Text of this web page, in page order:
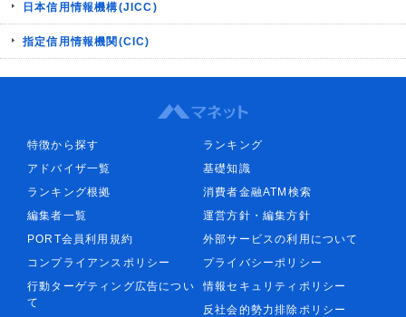
日本信用情報機構(JICC)
指定信用情報機関(CIC)
特徴から探す
ランキング
アドバイザ一覧
基礎知識
ランキング根拠
消費者金融ATM検索
編集者一覧
運営方針・編集方針
PORT会員利用規約
外部サービスの利用について
コンプライアンスポリシー
プライバシーポリシー
行動ターゲティング広告につい
て
情報セキュリティポリシー
反社会的勢力排除ポリシー